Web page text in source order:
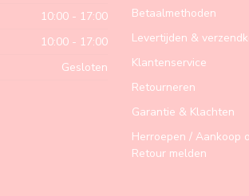
10:00 - 17:00
10:00 - 17:00
Gesloten
Betaalmethoden
Levertijden &
Klantenservice
Retourneren
Garantie & Klachten
Herroepen / Aankoop
Retour melden